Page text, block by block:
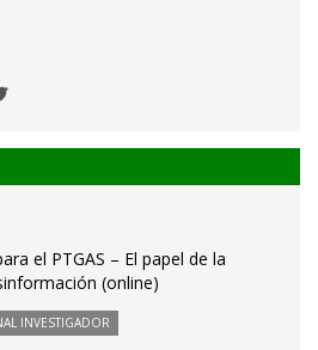
el PTGAS – El papel de la
(online)
INVESTIGADOR